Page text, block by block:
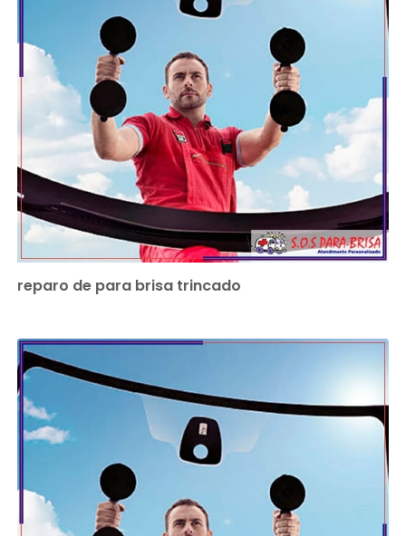
reparo de para brisa trincado